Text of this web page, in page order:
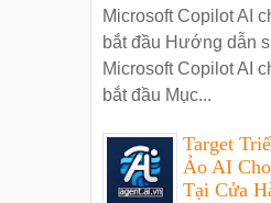
Microsoft Copilot AI
bắt đầu Hướng dẫn
Microsoft Copilot AI
bắt đầu Mục...
Target
Ảo AI
Tại Cửa